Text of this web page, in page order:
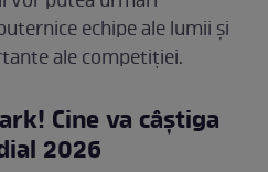
echipe ale lumii și
ale competiției.
Cine va câștiga
2026